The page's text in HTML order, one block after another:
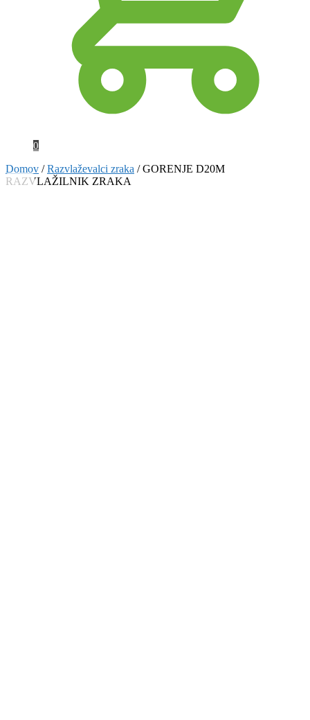
0
Domov /Razvlaževalci zraka /GORENJE D20M
RAZVLAŽILNIK ZRAKA